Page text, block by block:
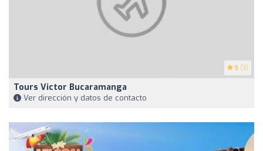
5 (3)
Tours Victor Bucaramanga
Ver dirección y datos de contacto